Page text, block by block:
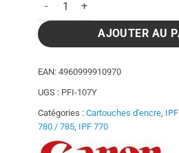
AJOUTER AU
EAN: 4960999910970
UGS : PFI-107Y
Catégories : Cartouches d'encre
780 / 785 IPF 770